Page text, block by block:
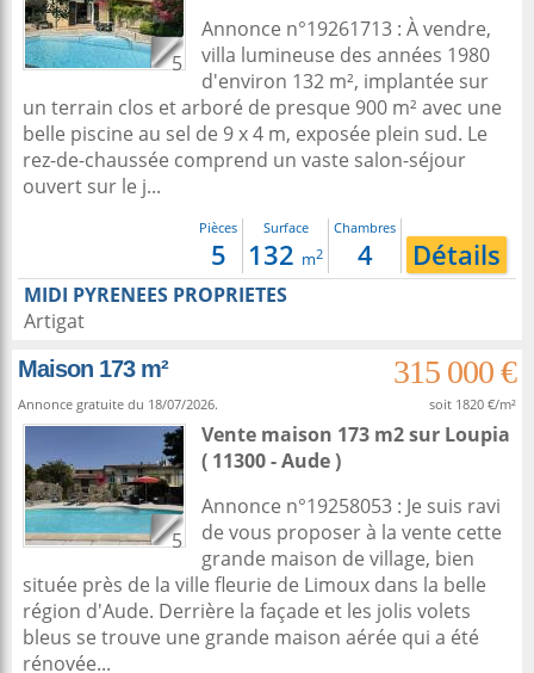
5
Annonce n°19261713 : À vendre,
villa lumineuse des années 1980
d'environ 132 m², implantée sur
un terrain clos et arboré de presque 900 m² avec une
belle piscine au sel de 9 x 4 m, exposée plein sud. Le
rez-de-chaussée comprend un vaste salon-séjour
ouvert sur le j...
Pièces
5
Surface
132 m2
Chambres
4 Détails
MIDI PYRENEES PROPRIETES
Artigat
Maison 173 m²
315 000 €
Annonce gratuite du 18/07/2026. soit 1820 €/m²
5
Vente maison 173 m2sur Loupia
( 11300 - Aude )
Annonce n°19258053 : Je suis ravi
de vous proposer à la vente cette
grande maison de village, bien
située près de la ville fleurie de Limoux dans la belle
région d'Aude. Derrière la façade et les jolis volets
bleus se trouve une grande maison aérée qui a été
rénovée...